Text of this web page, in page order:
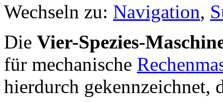
Wechseln zu: Navigation,
Die Vier-Spezies-
für mechanische
hierdurch gekennzeichnet,